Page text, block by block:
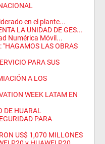
en el plante...
LA UNIDAD DE GES...
Numérica Móvil...
"HAGAMOS LAS OBRAS
PARA SUS
A LOS
WEEK LATAM EN
DE HUARAL
PARA
US$ 1,070 MILLONES